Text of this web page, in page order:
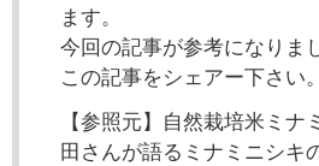
ます。
今回の記事が参考になりま
この記事をシェアー下さい。
【参照元】自然栽培米ミナ
田さんが語るミナミニシキ